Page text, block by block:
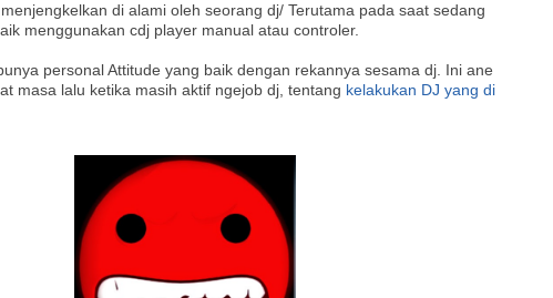
di alami oleh seorang dj/ Terutama pada saat sedang
menggunakan cdj player manual atau controler.
personal Attitude yang baik dengan rekannya sesama dj. Ini ane
masa lalu ketika masih aktif ngejob dj, tentang kelakukan DJ yang di